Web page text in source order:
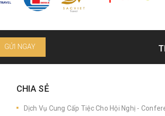
GỬI NGAY
CHIA SẺ
Dịch Vụ Cung Cấp Tiệc Cho Hội Nghị -